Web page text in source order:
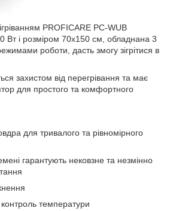
PROFICARE PC-WUB
Вт і розміром 70x150 см, обладнана 3
роботи, дасть змогу зігрітися в
захистом від перегрівання та має
для простого та комфортного
для тривалого та рівномірного
гарантують нековзне та незмінно
температури